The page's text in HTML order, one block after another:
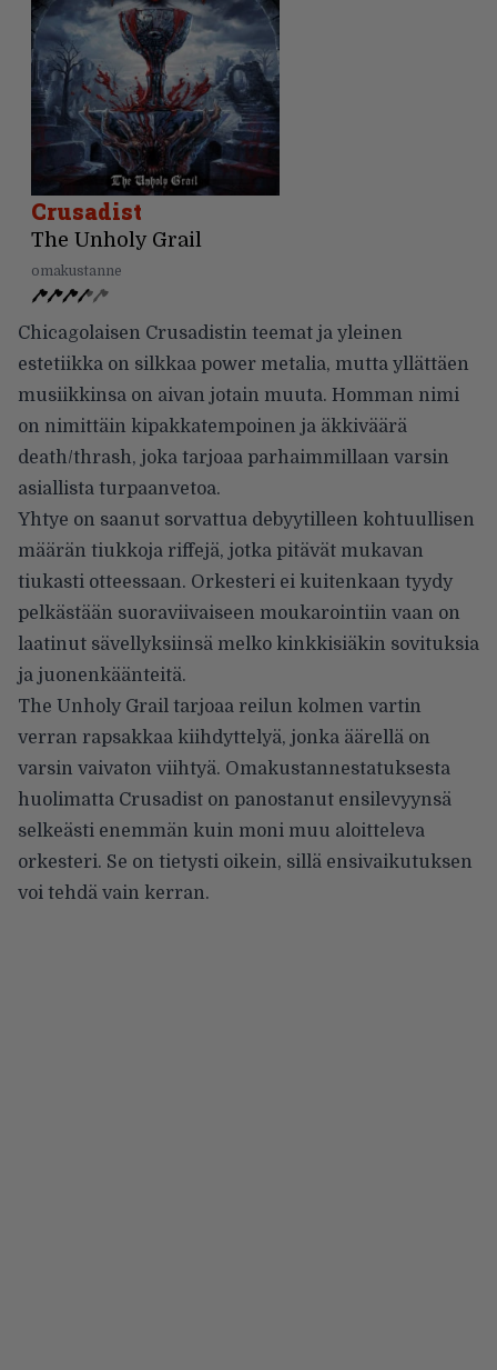
Crusadist
The Unholy Grail
omakustanne
Chicagolaisen Crusadistin teemat ja yleinen
estetiikka on silkkaa power metalia, mutta yllättäen
musiikkinsa on aivan jotain muuta. Homman nimi
on nimittäin kipakkatempoinen ja äkkiväärä
death/thrash, joka tarjoaa parhaimmillaan varsin
asiallista turpaanvetoa.
Yhtye on saanut sorvattua debyytilleen kohtuullisen
määrän tiukkoja riffejä, jotka pitävät mukavan
tiukasti otteessaan. Orkesteri ei kuitenkaan tyydy
pelkästään suoraviivaiseen moukarointiin vaan on
laatinut sävellyksiinsä melko kinkkisiäkin sovituksia
ja juonenkäänteitä.
The Unholy Grail tarjoaa reilun kolmen vartin
verran rapsakkaa kiihdyttelyä, jonka äärellä on
varsin vaivaton viihtyä. Omakustannestatuksesta
huolimatta Crusadist on panostanut ensilevyynsä
selkeästi enemmän kuin moni muu aloitteleva
orkesteri. Se on tietysti oikein, sillä ensivaikutuksen
voi tehdä vain kerran.